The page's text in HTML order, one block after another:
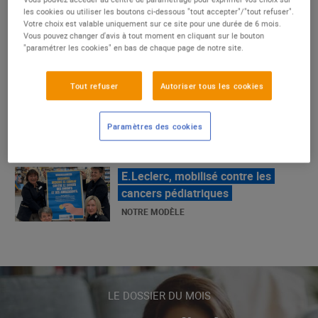
un succès
NOTRE MODÈLE
E.Leclerc, mobilisé contre les
cancers pédiatriques
LE MOUVEMENT E.LECLERC ET
SES COMBATS
NOTRE MODÈLE
« Repérage » - La nouvelle revue de
tendances de Marque Repère
ALIMENTATION DE QUALITÉ
LE DOSSIER DU MOIS
les cookies ou utiliser les boutons ci-dessous "tout accepter"/"tout refuser".
Votre choix est valable uniquement sur ce site pour une durée de 6 mois.
Vous pouvez changer d'avis à tout moment en cliquant sur le bouton
"paramétrer les cookies" en bas de chaque page de notre site.
Tout refuser Autoriser tous les cookies
Paramètres des cookies